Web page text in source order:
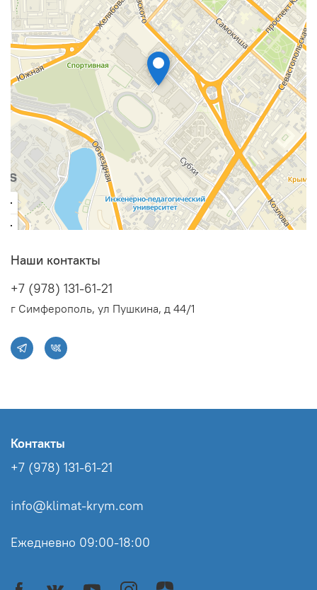
Наши контакты
+7 (978) 131-61-21
г Симферополь, ул Пушкина, д 44/1
Контакты
+7 (978) 131-61-21
info@klimat-krym.com
Ежедневно 09:00-18:00